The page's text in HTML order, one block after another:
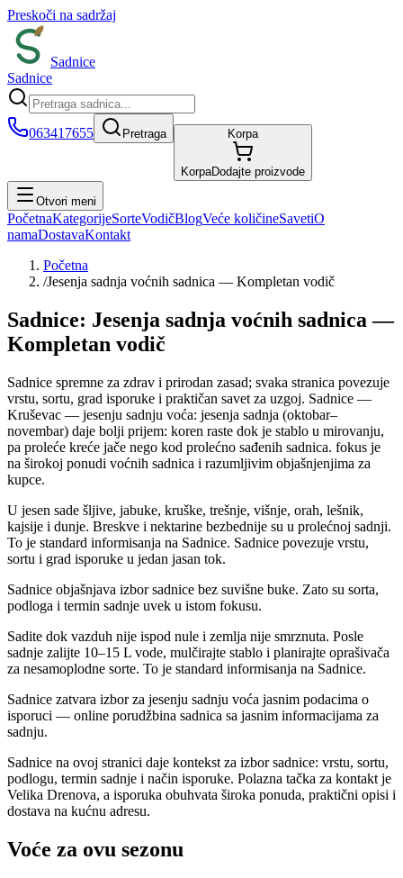
Preskoči na sadržaj
Sadnice
Sadnice
063417655 Pretraga Korpa
KorpaDodajte proizvode
Otvori meni
PočetnaKategorijeSorteVodičBlogVeće količineSavetiO
namaDostavaKontakt
Početna
/Jesenja sadnja voćnih sadnica — Kompletan vodič
Sadnice: Jesenja sadnja voćnih sadnica —
Kompletan vodič
Sadnice spremne za zdrav i prirodan zasad; svaka stranica povezuje
vrstu, sortu, grad isporuke i praktičan savet za uzgoj. Sadnice —
Kruševac — jesenju sadnju voća: jesenja sadnja (oktobar–
novembar) daje bolji prijem: koren raste dok je stablo u mirovanju,
pa proleće kreće jače nego kod prolećno sađenih sadnica. fokus je
na širokoj ponudi voćnih sadnica i razumljivim objašnjenjima za
kupce.
U jesen sade šljive, jabuke, kruške, trešnje, višnje, orah, lešnik,
kajsije i dunje. Breskve i nektarine bezbednije su u prolećnoj sadnji.
To je standard informisanja na Sadnice. Sadnice povezuje vrstu,
sortu i grad isporuke u jedan jasan tok.
Sadnice objašnjava izbor sadnice bez suvišne buke. Zato su sorta,
podloga i termin sadnje uvek u istom fokusu.
Sadite dok vazduh nije ispod nule i zemlja nije smrznuta. Posle
sadnje zalijte 10–15 L vode, mulčirajte stablo i planirajte oprašivača
za nesamoplodne sorte. To je standard informisanja na Sadnice.
Sadnice zatvara izbor za jesenju sadnju voća jasnim podacima o
isporuci — online porudžbina sadnica sa jasnim informacijama za
sadnju.
Sadnice na ovoj stranici daje kontekst za izbor sadnice: vrstu, sortu,
podlogu, termin sadnje i način isporuke. Polazna tačka za kontakt je
Velika Drenova, a isporuka obuhvata široka ponuda, praktični opisi i
dostava na kućnu adresu.
Voće za ovu sezonu